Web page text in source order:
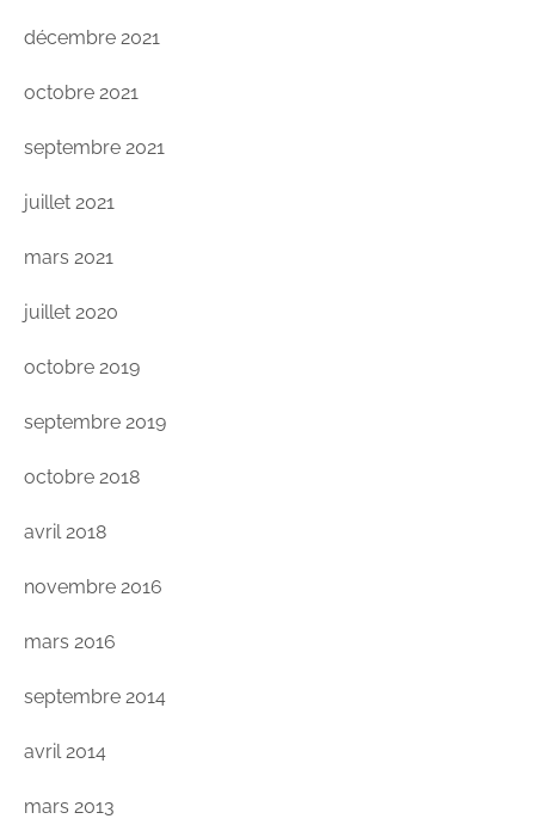
décembre 2021
octobre 2021
septembre 2021
juillet 2021
mars 2021
juillet 2020
octobre 2019
septembre 2019
octobre 2018
avril 2018
novembre 2016
mars 2016
septembre 2014
avril 2014
mars 2013